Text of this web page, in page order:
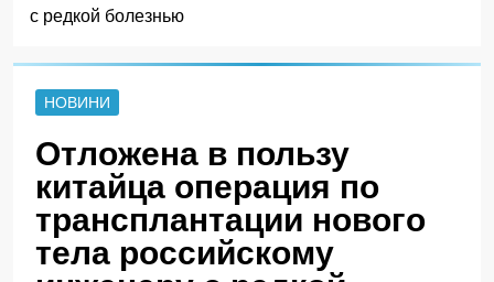
с редкой болезнью
НОВИНИ
Отложена в пользу
китайца операция по
трансплантации нового
тела российскому